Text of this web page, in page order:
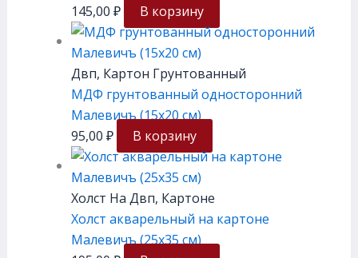
145,00 ₽ В корзину
Двп, Картон Грунтованный
МДФ грунтованный односторонний
Малевичъ (15х20 см)
95,00 ₽ В корзину
Холст На Двп, Картоне
Холст акварельный на картоне
Малевичъ (25х35 см)